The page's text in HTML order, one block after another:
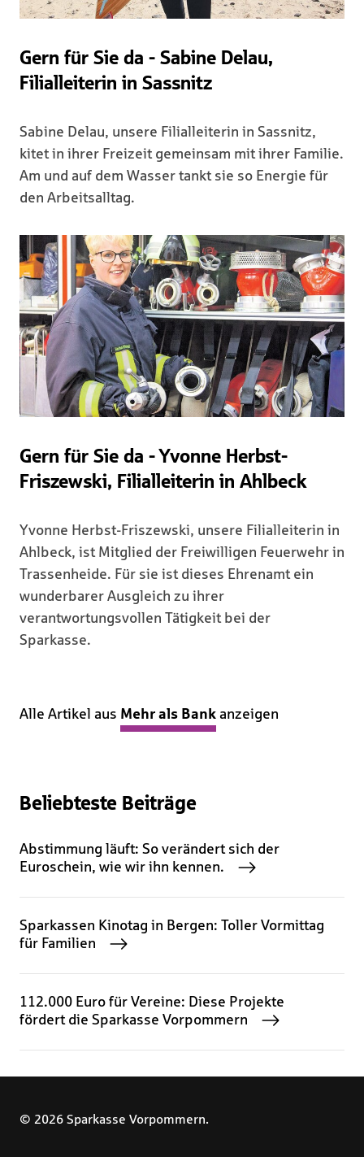
Gern für Sie da - Sabine Delau,
Filialleiterin in Sassnitz
Sabine Delau, unsere Filialleiterin in Sassnitz,
kitet in ihrer Freizeit gemeinsam mit ihrer Familie.
Am und auf dem Wasser tankt sie so Energie für
den Arbeitsalltag.
Gern für Sie da - Yvonne Herbst-
Friszewski, Filialleiterin in Ahlbeck
Yvonne Herbst-Friszewski, unsere Filialleiterin in
Ahlbeck, ist Mitglied der Freiwilligen Feuerwehr in
Trassenheide. Für sie ist dieses Ehrenamt ein
wunderbarer Ausgleich zu ihrer
verantwortungsvollen Tätigkeit bei der
Sparkasse.
Alle Artikel aus Mehr als Bank anzeigen
Beliebteste Beiträge
Abstimmung läuft: So verändert sich der
Euroschein, wie wir ihn kennen.
Sparkassen Kinotag in Bergen: Toller Vormittag
für Familien
112.000 Euro für Vereine: Diese Projekte
fördert die Sparkasse Vorpommern
© 2026 Sparkasse Vorpommern.